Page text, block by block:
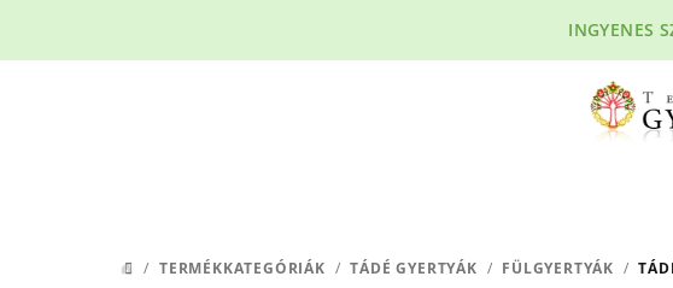
INGYENES
KEZDŐLAP
/ TERMÉKKATEGÓRIÁK / TÁDÉ GYERTYÁK / FÜLGYERTYÁK /